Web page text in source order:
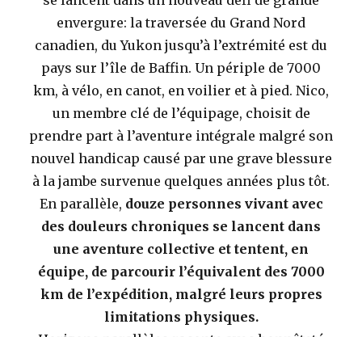
envergure: la traversée du Grand Nord
canadien, du Yukon jusqu’à l’extrémité est du
pays sur l’île de Baffin. Un périple de 7000
km, à vélo, en canot, en voilier et à pied. Nico,
un membre clé de l’équipage, choisit de
prendre part à l’aventure intégrale malgré son
nouvel handicap causé par une grave blessure
à la jambe survenue quelques années plus tôt.
En parallèle, douze personnes vivant avec
des douleurs chroniques se lancent dans
une aventure collective et tentent, en
équipe, de parcourir l’équivalent des 7000
km de l’expédition, malgré leurs propres
limitations physiques.